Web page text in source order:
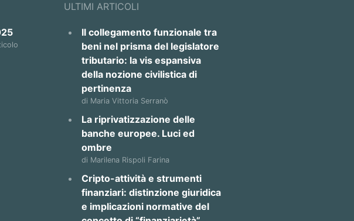
ULTIMI ARTICOLI
Il collegamento funzionale tra
beni nel prisma del legislatore
tributario: la vis espansiva
della nozione civilistica di
pertinenza
di Maria Vittoria Serranò
La riprivatizzazione delle
banche europee. Luci ed
ombre
di Marilena Rispoli Farina
Cripto-attività e strumenti
finanziari: distinzione giuridica
e implicazioni normative del